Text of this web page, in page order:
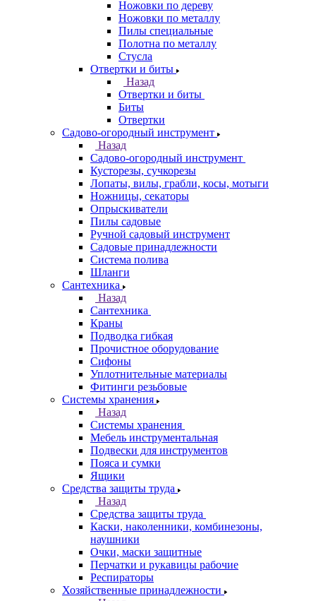
Ножовки по дереву
Ножовки по металлу
Пилы специальные
Полотна по металлу
Стусла
Отвертки и биты
Назад
Отвертки и биты
Биты
Отвертки
Садово-огородный инструмент
Назад
Садово-огородный инструмент
Кусторезы, сучкорезы
Лопаты, вилы, грабли, косы, мотыги
Ножницы, секаторы
Опрыскиватели
Пилы садовые
Ручной садовый инструмент
Садовые принадлежности
Система полива
Шланги
Сантехника
Назад
Сантехника
Краны
Подводка гибкая
Прочистное оборудование
Сифоны
Уплотнительные материалы
Фитинги резьбовые
Системы хранения
Назад
Системы хранения
Мебель инструментальная
Подвески для инструментов
Пояса и сумки
Ящики
Средства защиты труда
Назад
Средства защиты труда
Каски, наколенники, комбинезоны,
наушники
Очки, маски защитные
Перчатки и рукавицы рабочие
Респираторы
Хозяйственные принадлежности